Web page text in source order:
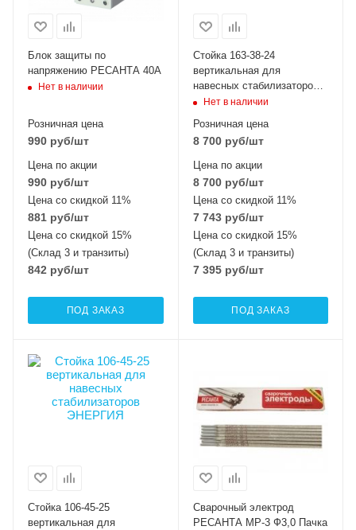
Блок защиты по
напряжению РЕСАНТА 40A
Нет в наличии
Розничная цена
990 руб/шт
Цена по акции
990 руб/шт
Цена со скидкой 11%
881 руб/шт
Цена со скидкой 15%
(Склад 3 и транзиты)
842 руб/шт
ПОД ЗАКАЗ
Стойка 163-38-24
вертикальная для
навесных стабилизаторов
ЭНЕРГИЯ
Нет в наличии
Розничная цена
8 700руб/шт
Цена по акции
8 700руб/шт
Цена со скидкой 11%
7 743руб/шт
Цена со скидкой 15%
(Склад 3 и транзиты)
7 395руб/шт
ПОД ЗАКАЗ
Стойка 106-45-25
вертикальная для
Сварочный электрод
РЕСАНТА МР-3 Ф3,0 Пачка